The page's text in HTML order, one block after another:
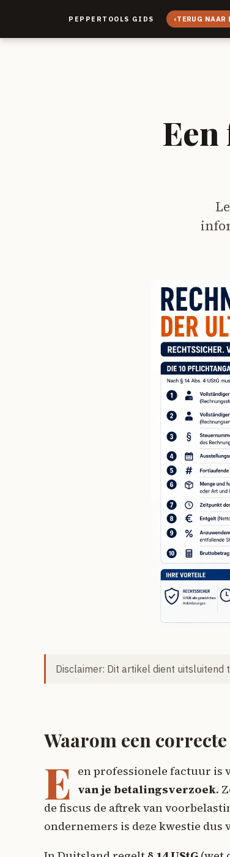
PEPPERTOOLS GIDS ‹TERUG NAAR
Disclaimer: Dit artikel dient uitsluitend
Waarom een
E en professionele factuur is
van je betalingsverzoek.
de fiscus de aftrek van
ondernemers is deze kwestie dus